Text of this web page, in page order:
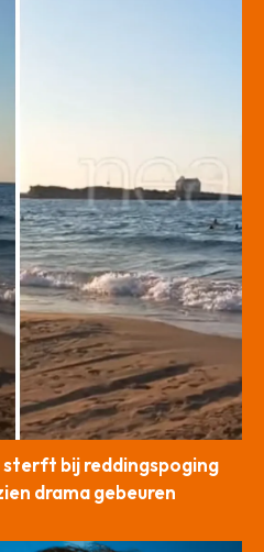
sterft bij reddingspoging
drama gebeuren